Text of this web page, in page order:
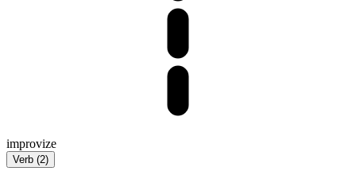
improvize
Verb (2)